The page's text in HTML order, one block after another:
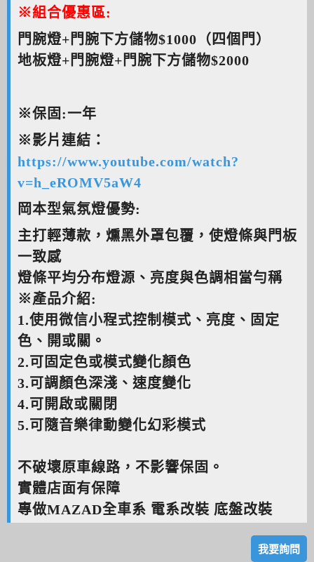
※組合優惠區:
門腕燈+門腕下方儲物$1000（四個門）
地板燈+門腕燈+門腕下方儲物$2000
※保固:一年
※影片連結：
https://www.youtube.com/watch?
v=h_eROMV5aW4
岡本型氣氛燈優勢:
主打輕薄款，燻黑外罩包覆，使燈條與門板
一致感
燈條平均分布燈源、亮度與色調相當勻稱
※產品介紹:
1.使用微信小程式控制模式、亮度、固定
色、開或關。
2.可固定色或模式變化顏色
3.可調顏色深淺、速度變化
4.可開啟或關閉
5.可隨音樂律動變化幻彩模式
不破壞原車線路，不影響保固。
實體店面有保障
專做MAZAD全車系 電系改裝 底盤改裝
我要詢問